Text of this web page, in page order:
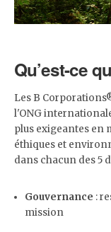
Qu’est-ce
Les B
l'ONG
plus exigeantes en
éthiques et
dans chacun des 5
Gouvernance :
mission